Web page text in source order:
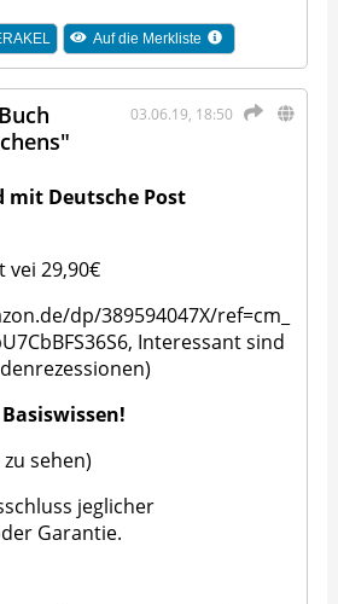
Auf die Merkliste
03.06.19, 18:50
mit Deutsche Post
vei 29,90€
dp/389594047X/ref=cm_
Interessant sind
sehen)
jeglicher
Garantie.